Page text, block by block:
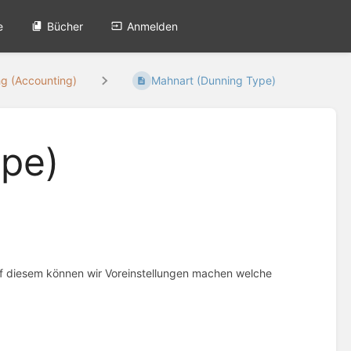
Bücher Anmelden
(Accounting) Mahnart (Dunning Type)
können wir Voreinstellungen machen welche